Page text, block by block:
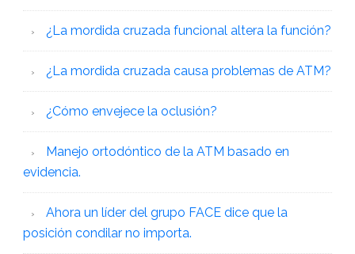
¿La mordida cruzada funcional altera la función?
¿La mordida cruzada causa problemas de ATM?
¿Cómo envejece la oclusión?
Manejo ortodóntico de la ATM basado en
evidencia.
Ahora un líder del grupo FACE dice que la
posición condilar no importa.